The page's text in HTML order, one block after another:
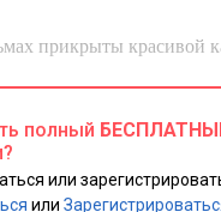
прикрыты красивой
случае, если у вас
полный
или
или